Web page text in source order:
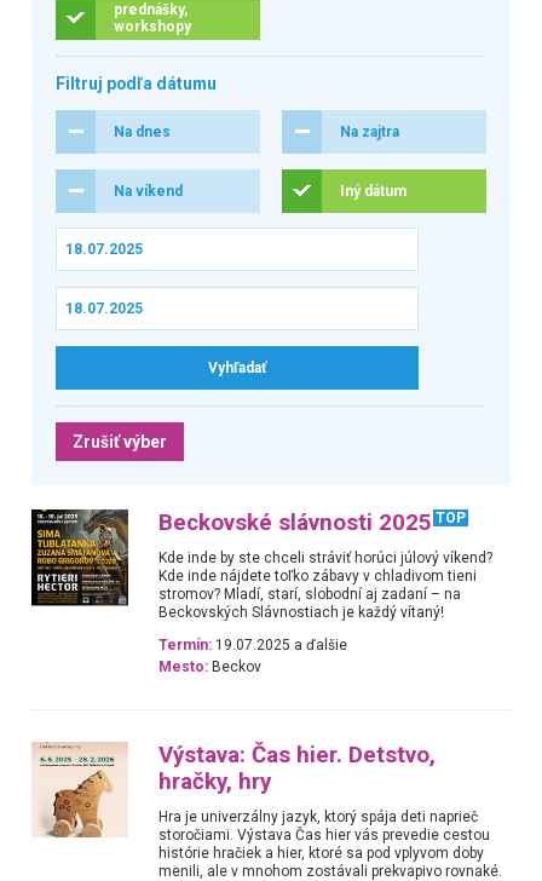
prednášky,
workshopy
Filtruj podľa dátumu
Na dnes Na zajtra
Na víkend Iný dátum
Zrušiť výber
Beckovské slávnosti 2025 TOP
Kde inde by ste chceli stráviť horúci júlový víkend?
Kde inde nájdete toľko zábavy v chladivom tieni
stromov? Mladí, starí, slobodní aj zadaní – na
Beckovských Slávnostiach je každý vítaný!
Termín: 19.07.2025 a ďalšie
Mesto: Beckov
Výstava: Čas hier. Detstvo,
hračky, hry
Hra je univerzálny jazyk, ktorý spája deti naprieč
storočiami. Výstava Čas hier vás prevedie cestou
histórie hračiek a hier, ktoré sa pod vplyvom doby
menili, ale v mnohom zostávali prekvapivo rovnaké.